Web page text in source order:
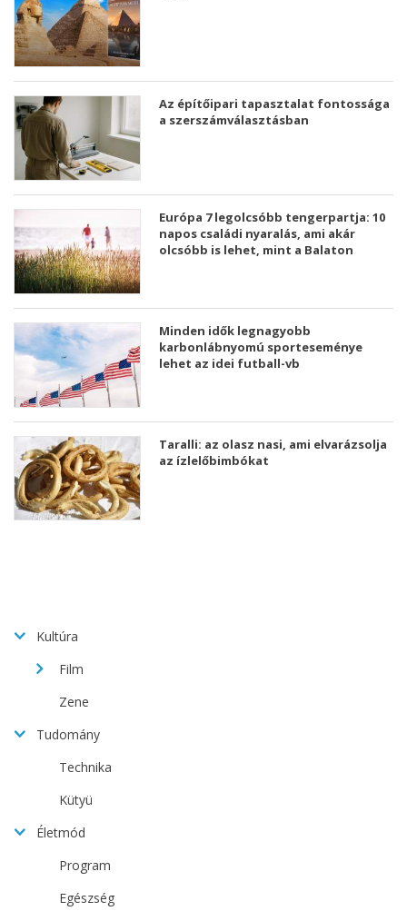
Az építőipari tapasztalat fontossága
a szerszámválasztásban
Európa 7 legolcsóbb tengerpartja: 10
napos családi nyaralás, ami akár
olcsóbb is lehet, mint a Balaton
Minden idők legnagyobb
karbonlábnyomú sporteseménye
lehet az idei futball-vb
Taralli: az olasz nasi, ami elvarázsolja
az ízlelőbimbókat
Kultúra
Film
Zene
Tudomány
Technika
Kütyü
Életmód
Program
Egészség